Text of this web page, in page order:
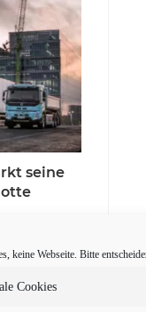
keine Webseite. Bitte
Cookies
seine